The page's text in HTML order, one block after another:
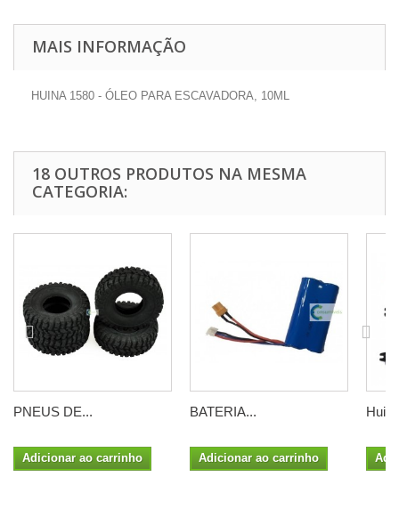
MAIS INFORMAÇÃO
HUINA 1580 - ÓLEO PARA ESCAVADORA, 10ML
18 OUTROS PRODUTOS NA MESMA
CATEGORIA:
PNEUS DE...
Adicionar ao carrinho
BATERIA...
Adicionar ao carrinho